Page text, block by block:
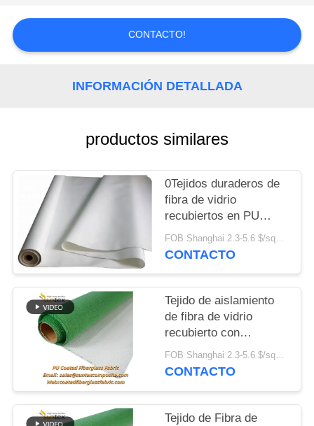
SOLICITAR
UNA CITA
PRIVACY
POLICY
CONTACTO!
INFORMACIÓN DETALLADA
productos similares
0Tejidos duraderos de
fibra de vidrio
recubiertos en PU
resistentes al fuego
de.4 mm para el
incendios,certificado
M0
FOB Shanghai 2.3-5.6 $/sqm MOQ:500 Metros
CONTACTO
Tejido de aislamiento
de fibra de vidrio
recubierto con
vermiculita PU a alta
temperatura y a prueba
FOB Shanghai 2.3-5.6 $/sqm MOQ:20 rollos
CONTACTO
Tejido de Fibra de